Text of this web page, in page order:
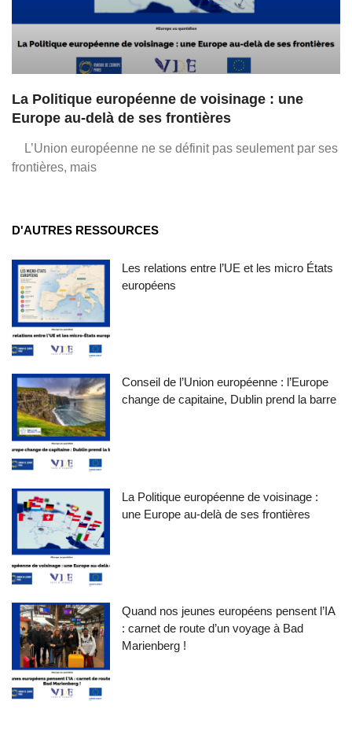
La Politique européenne de voisinage : une
Europe au-delà de ses frontières
L’Union européenne ne se définit pas seulement par ses
frontières, mais
D'AUTRES RESSOURCES
Les relations entre l’UE et les micro États
européens
Conseil de l’Union européenne : l’Europe
change de capitaine, Dublin prend la barre
La Politique européenne de voisinage :
une Europe au-delà de ses frontières
Quand nos jeunes européens pensent l’IA
: carnet de route d’un voyage à Bad
Marienberg !